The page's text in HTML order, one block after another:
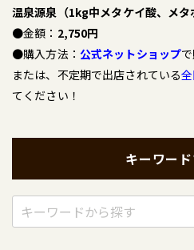
温泉源泉（1kg中メタケイ酸、メタ
●金額： 2,750円
●購入方法： 公式ネットショップ
または、不定期で出店されている
てください！
キーワー